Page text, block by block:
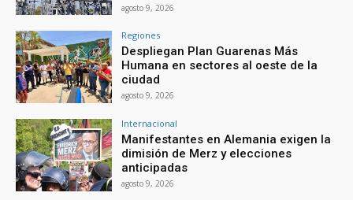
agosto 9, 2026
Regiones
Despliegan Plan Guarenas Más
Humana en sectores al oeste de la
ciudad
agosto 9, 2026
Internacional
Manifestantes en Alemania exigen la
dimisión de Merz y elecciones
anticipadas
agosto 9, 2026